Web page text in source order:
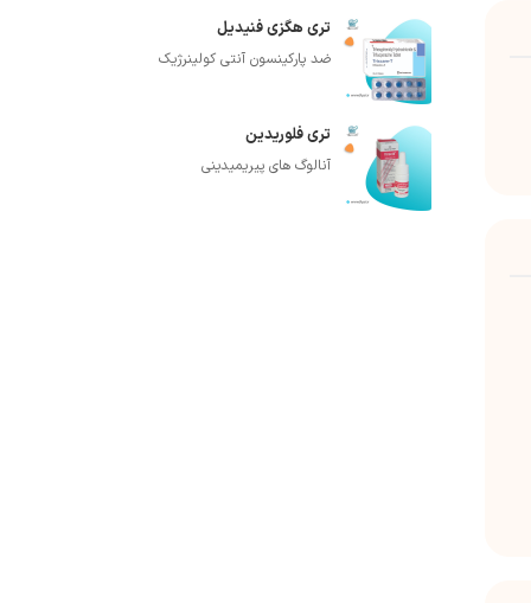
تری هگزی فنیدیل
ضد پارکینسون آنتی کولینرژیک
تری فلوریدین
آنالوگ های پیریمیدینی